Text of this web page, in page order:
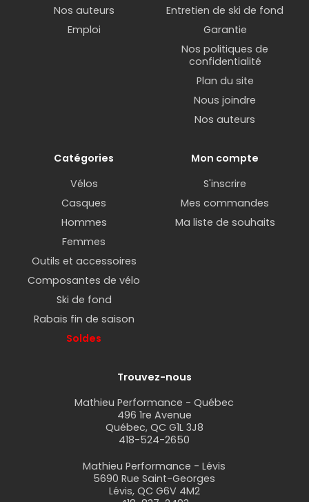
Nos auteurs
Emploi
Entretien de ski de fond
Garantie
Nos politiques de
confidentialité
Plan du site
Nous joindre
Nos auteurs
Catégories
Vélos
Casques
Hommes
Femmes
Outils et accessoires
Composantes de vélo
Ski de fond
Rabais fin de saison
Soldes
Mon compte
S'inscrire
Mes commandes
Ma liste de souhaits
Trouvez-nous
Mathieu Performance - Québec
496 1re Avenue
Québec, QC G1L 3J8
418-524-2650
Mathieu Performance - Lévis
5690 Rue Saint-Georges
Lévis, QC G6V 4M2